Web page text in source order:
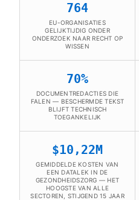
764
EU-ORGANISATIES
GELIJKTIJDIG ONDER
ONDERZOEK NAAR RECHT OP
WISSEN
70%
DOCUMENTREDACTIES DIE
FALEN — BESCHERMDE TEKST
BLIJFT TECHNISCH
TOEGANKELIJK
$10,22M
GEMIDDELDE KOSTEN VAN
EEN DATALEK IN DE
GEZONDHEIDSZORG — HET
HOOGSTE VAN ALLE
SECTOREN, STIJGEND 15 JAAR